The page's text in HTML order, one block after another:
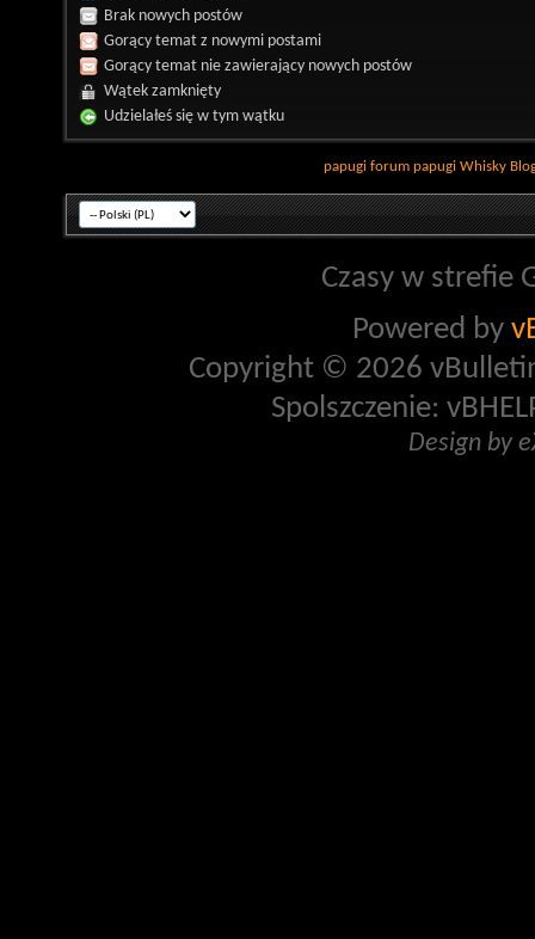
Brak nowych postów
Gorący temat z nowymi postami
Gorący temat nie zawierający nowych postów
Wątek zamknięty
Udzielałeś się w tym wątku
papugi forum papugi Whisky
Czasy w strefie
Powered by
Copyright © 2026
Spolszczenie:
Design by